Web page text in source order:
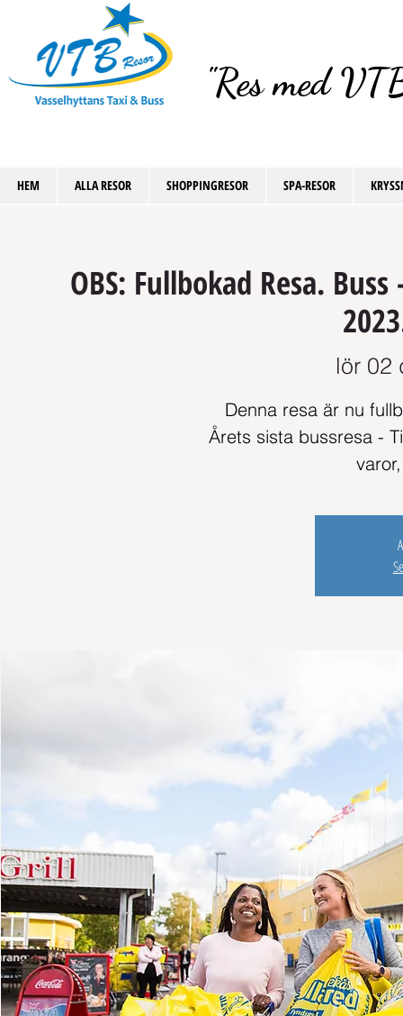
"Res med
HEM ALLA RESOR SHOPPINGRESOR SPA-RESOR
OBS: Fullbokad Resa.
lör 02
Denna resa är nu
Årets sista bussresa -